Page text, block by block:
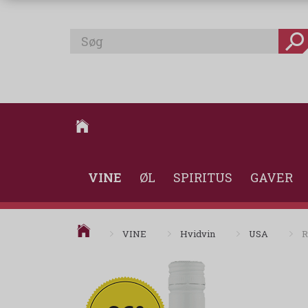
VINE ØL SPIRITUS GAVER
VINE Hvidvin USA